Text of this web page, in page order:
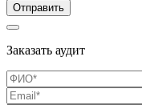
Отправить
Заказать аудит